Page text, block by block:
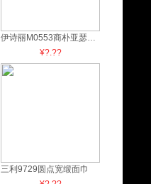
伊诗丽M0553商朴亚瑟面巾
¥?.??
三利9729圆点宽缎面巾